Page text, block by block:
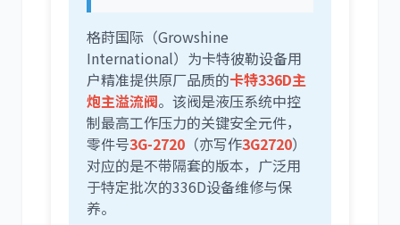
格莳国际（Growshine
International）为卡特彼勒设备用
户精准提供原厂品质的卡特336D主
炮主溢流阀。该阀是液压系统中控
制最高工作压力的关键安全元件，
零件号3G-2720 （亦写作3G2720）
对应的是不带隔套的版本，广泛用
于特定批次的336D设备维修与保
养。